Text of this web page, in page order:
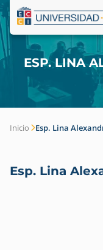
ESP. LINA
Inicio Esp. Lina
Esp. Lina